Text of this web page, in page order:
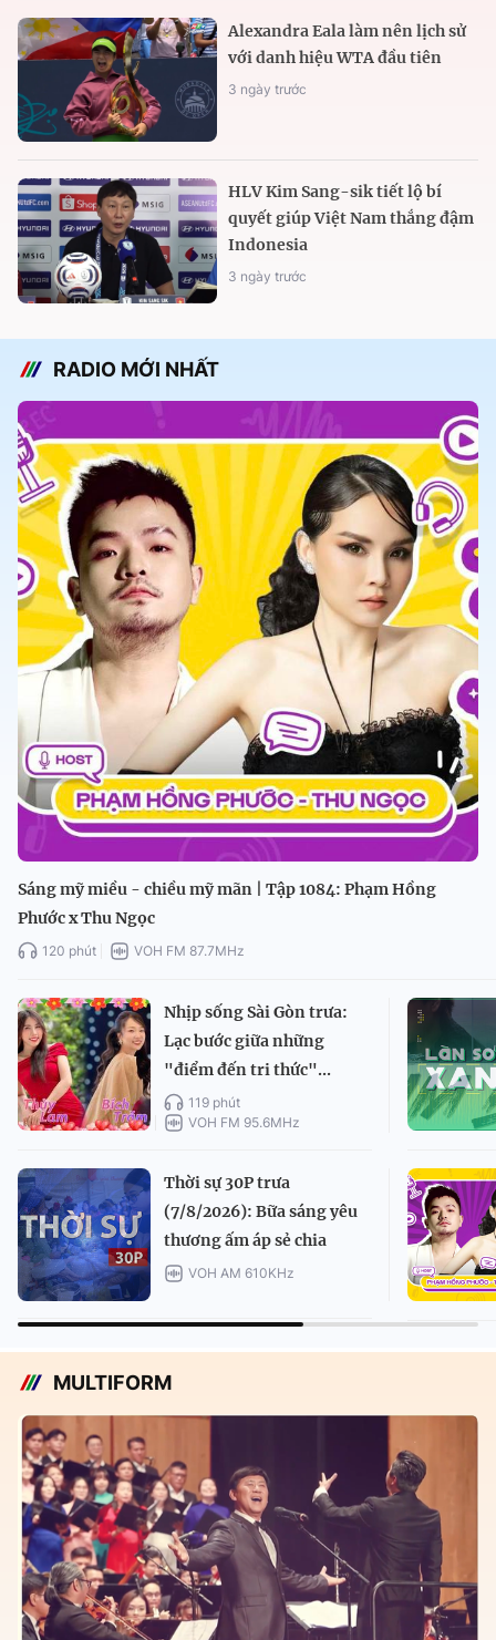
Alexandra Eala làm nên lịch sử
với danh hiệu WTA đầu tiên
3 ngày trước
HLV Kim Sang-sik tiết lộ bí
quyết giúp Việt Nam thắng đậm
Indonesia
3 ngày trước
RADIO MỚI NHẤT
Sáng mỹ miều - chiều mỹ mãn | Tập 1084: Phạm Hồng
Phước x Thu Ngọc
120 phút VOH FM 87.7MHz
Nhịp sống Sài Gòn trưa:
Lạc bước giữa những
"điểm đến tri thức"...
119 phút
VOH FM 95.6MHz
Thời sự 30P trưa
(7/8/2026): Bữa sáng yêu
thương ấm áp sẻ chia
VOH AM 610KHz
MULTIFORM